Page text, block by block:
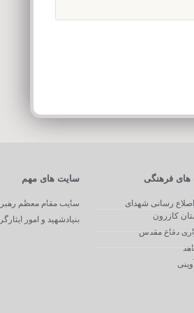
فرهنگی
اصلاع رسانی شهدای
کازرون
دفاع مقدس
سایت های مهم
سایت مقام معظم
بنیادشهید و امور